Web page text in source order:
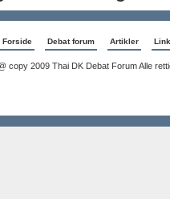
Forside Debat forum Artikler
copy 2009 Thai DK Debat Forum Alle